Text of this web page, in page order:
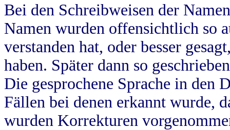
Bei den Schreibweisen der
Namen wurden offensichtlich so
verstanden hat, oder besser
haben. Später dann so
Die gesprochene Sprache in
Fällen bei denen erkannt wurde,
wurden Korrekturen